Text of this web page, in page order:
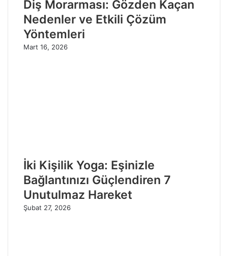
Diş Morarması: Gözden Kaçan
Nedenler ve Etkili Çözüm
Yöntemleri
Mart 16, 2026
İki Kişilik Yoga: Eşinizle
Bağlantınızı Güçlendiren 7
Unutulmaz Hareket
Şubat 27, 2026